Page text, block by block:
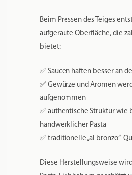
Beim Pressen des Teiges
aufgeraute Oberfläche, die
bietet:
✅ Saucen haften besser an
✅ Gewürze und Aromen
aufgenommen
✅ authentische Struktur wie
handwerklicher Pasta
✅ traditionelle „al bronzo“-
Diese Herstellungsweise